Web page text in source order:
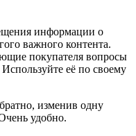
информации о
важного контента.
покупателя вопросы
её по своему
изменив одну
удобно.